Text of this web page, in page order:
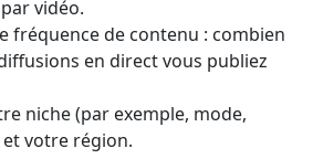
vidéo.
fréquence de contenu : combien
en direct vous publiez
niche (par exemple, mode,
et votre région.